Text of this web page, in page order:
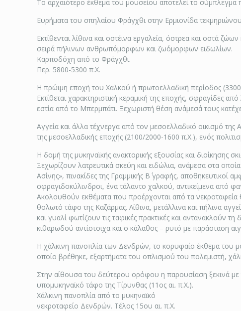
Το αρχαιότερο έκθεμα του μουσείου αποτελεί το
Ευρήματα του σπηλαίου Φράγχθι στην Ερμιονίδα
Εκτίθενται λίθινα και οστέινα εργαλεία, όστρεα και οστά
σειρά πήλινων ανθρωπόμορφων και ζωόμορφων ειδωλίων.
Καρποδόχη από το Φράγχθι.
Περ. 5800-5300 π.Χ.
Η πρώιμη εποχή του Χαλκού ή πρωτοελλαδική περίοδος
Εκτίθεται χαρακτηριστική κεραμική της εποχής, σφραγίδες
εστία από το Μπερμπάτι. Ξεχωριστή θέση ανάμεσά τους
Αγγεία και άλλα τέχνεργα από τον μεσοελλαδικό οικισμό
της μεσοελλαδικής εποχής (2100/2000-1600 π.Χ.), ενός
Η δομή της μυκηναϊκής ανακτορικής εξουσίας και διοίκησης
Ξεχωρίζουν λατρευτικά σκεύη και ειδώλια, ανάμεσα στα
Ασίνης», πινακίδες της Γραμμικής Β΄ γραφής, αποθηκευτικοί
σφραγιδοκύλινδροι, ένα τάλαντο χαλκού, αντικείμενα από
Ακολουθούν εκθέματα που προέρχονται από τα
θολωτό τάφο της Καζάρμας. Λίθινα, μετάλλινα και πήλινα
και γυαλί φωτίζουν τις ταφικές πρακτικές και αντανακλούν
κιθαρωδού αντίστοιχα και ο κάλαθος – ρυτό με παράσταση
Η χάλκινη πανοπλία των Δενδρών, το κορυφαίο έκθεμα του
οποίο βρέθηκε, εξαρτήματα του οπλισμού του πολεμιστή,
Στην αίθουσα του δεύτερου ορόφου η παρουσίαση ξεκινά με
υπομυκηναϊκό τάφο της Τίρυνθας (11ος αι. π.Χ.).
Χάλκινη πανοπλία από το μυκηναϊκό
νεκροταφείο Δενδρών. Τέλος 15ου αι. π.X.